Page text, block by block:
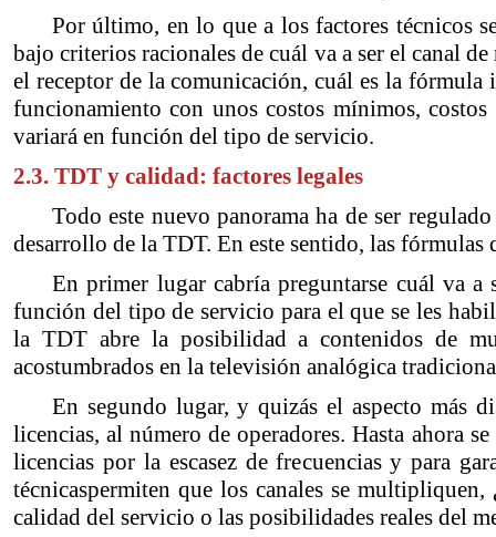
Por último, en lo que a los factores técnicos
bajo criterios racionales de cuál va a ser el canal
el receptor de la comunicación, cuál es la
funcionamiento con unos costos mínimos,
variará en función del tipo de servicio.
2.3. TDT y calidad: factores legales
Todo este nuevo panorama ha de ser
desarrollo de la TDT. En este sentido, las
En primer lugar cabría preguntarse cuál va
función del tipo de servicio para el que se les
la TDT abre la posibilidad a contenidos de
acostumbrados en la televisión analógica
En segundo lugar, y quizás el aspecto más
licencias, al número de operadores. Hasta ahora
licencias por la escasez de frecuencias y para
técnicaspermiten que los canales se
calidad del servicio o las posibilidades reales del